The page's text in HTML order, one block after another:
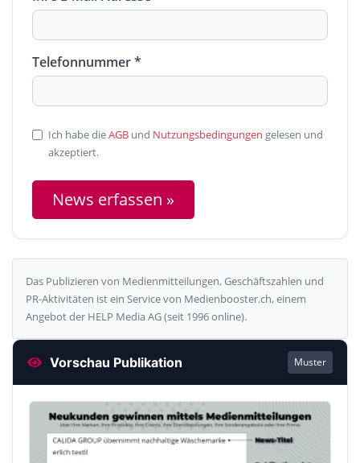
Telefonnummer *
Ich habe dieAGB und Nutzungsbedingungen gelesen und
akzeptiert.
News erfassen »
Das Publizieren von Medienmitteilungen, Geschäftszahlen und
PR-Aktivitäten ist ein Service von Medienbooster.ch, einem
Angebot der HELP Media AG (seit 1996 online).
Vorschau Publikation Muster